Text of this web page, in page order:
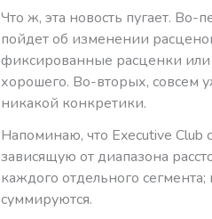
Что ж, эта новость пугает.
пойдет об изменении
фиксированные расценки
хорошего. Во-вторых, совсем
никакой конкретики.
Напоминаю, что Executive Club
зависящую от диапазона
каждого отдельного
суммируются.